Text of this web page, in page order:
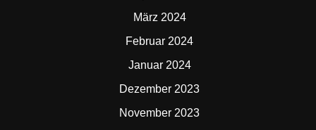
März 2024
Februar 2024
Januar 2024
Dezember 2023
November 2023